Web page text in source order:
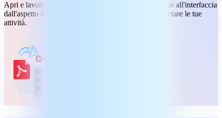
Apri e lavora subito con i file PDF più comuni. Grazie all'interfaccia
dall'aspetto familiare, puoi iniziare all'istante e completare le tue
attività.